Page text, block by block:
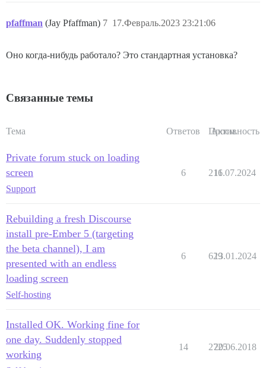
pfaffman (Jay Pfaffman) 17.Февраль.2023 23:21:06
7
Оно когда-нибудь работало? Это стандартная установка?
Связанные темы
Тема Ответов Просм.
Активность
Private forum stuck on loading
screen
Support
6 216
11.07.2024
Rebuilding a fresh Discourse
install pre-Ember 5 (targeting
the beta channel), I am
presented with an endless
loading screen
Self-hosting
6 629
13.01.2024
Installed OK. Working fine for
one day. Suddenly stopped
working
14 2725
20.06.2018